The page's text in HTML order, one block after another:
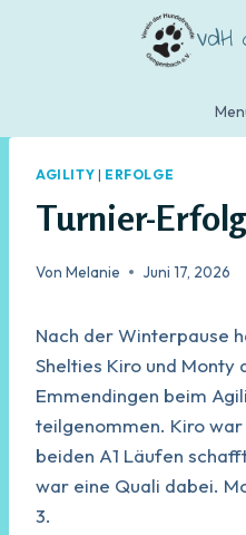
VdH
AGILITY | ERFOLGE
Turnier-
Von Melanie Juni 17, 2026
Nach der Winterpause
Shelties Kiro und Monty
Emmendingen beim
teilgenommen. Kiro
beiden A1 Läufen
war eine Quali dabei.
3.